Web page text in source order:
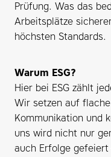
Prüfung. Was das
Arbeitsplätze
höchsten Standards.
Warum ESG?
Hier bei ESG zählt
Wir setzen auf
Kommunikation und
uns wird nicht nur
auch Erfolge